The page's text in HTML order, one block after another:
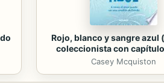
Rojo, blanco y sangre azul
coleccionista con
Casey Mcquiston